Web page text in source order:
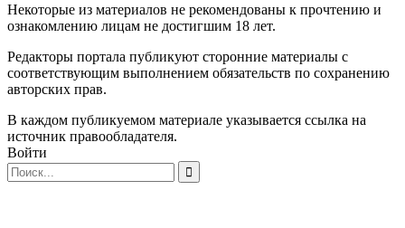
Некоторые из материалов не рекомендованы к прочтению и
ознакомлению лицам не достигшим 18 лет.
Редакторы портала публикуют сторонние материалы с
соответствующим выполнением обязательств по сохранению
авторских прав.
В каждом публикуемом материале указывается ссылка на
источник правообладателя.
Войти